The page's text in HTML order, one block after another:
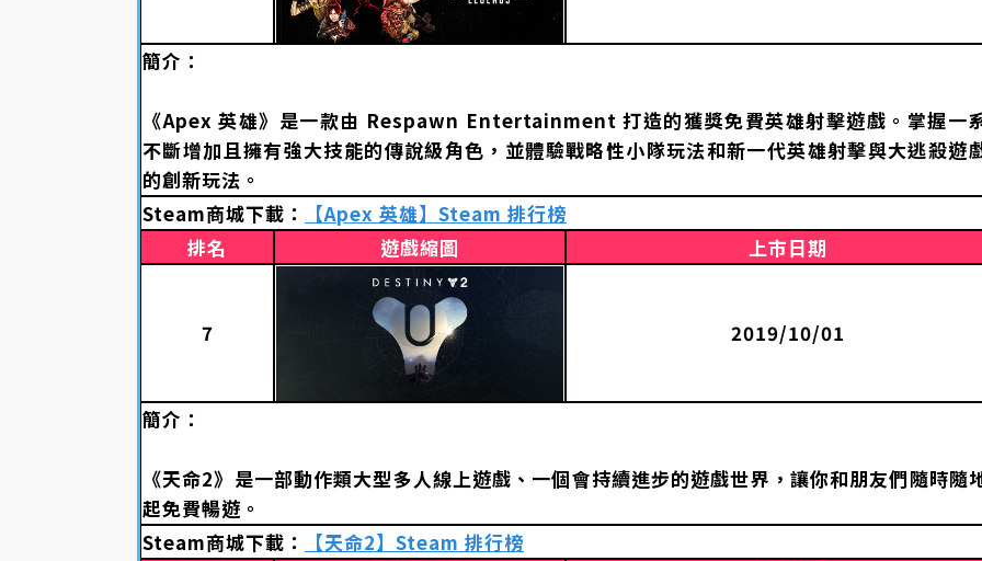
簡介：
《Apex 英雄》是一款由 Respawn Entertainment 打造的獲獎免費英雄射擊遊戲。掌握一
不斷增加且擁有強大技能的傳說級角色，並體驗戰略性小隊玩法和新一代英雄射擊與大逃殺遊
的創新玩法。
Steam商城下載：
【Apex 英雄】Steam 排行榜
排名
遊戲縮圖 上市日期
7 2019/10/01
簡介：
《天命2》是一部動作類大型多人線上遊戲、一個會持續進步的遊戲世界，讓你和朋友們隨時隨
起免費暢遊。
Steam商城下載：
【天命2】Steam 排行榜